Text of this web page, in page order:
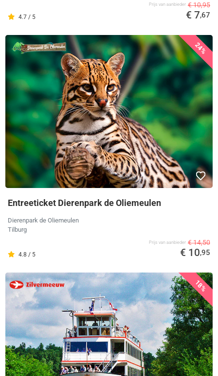
4.7 / 5
Prijs van aanbieder € 10,95
€ 7,67
24%
Entreeticket Dierenpark de Oliemeulen
Dierenpark de Oliemeulen
Tilburg
4.8 / 5
Prijs van aanbieder € 14,50
€ 10,95
18%